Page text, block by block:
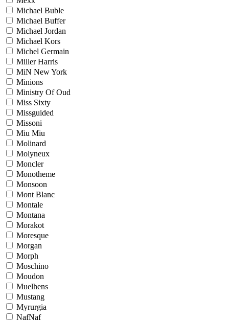
Michael Buble
Michael Buffer
Michael Jordan
Michael Kors
Michel Germain
Miller Harris
MiN New York
Minions
Ministry Of Oud
Miss Sixty
Missguided
Missoni
Miu Miu
Molinard
Molyneux
Moncler
Monotheme
Monsoon
Mont Blanc
Montale
Montana
Morakot
Moresque
Morgan
Morph
Moschino
Moudon
Muelhens
Mustang
Myrurgia
NafNaf